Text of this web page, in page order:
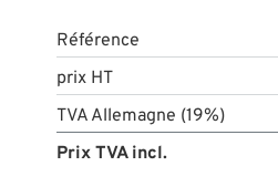
Référence
prix HT
TVA Allemagne (19%)
Prix TVA incl.